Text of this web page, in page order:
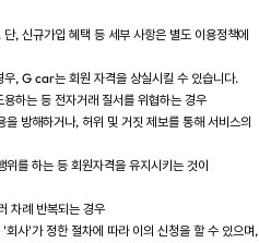
, 신규가입 혜택 등 세부 사항은 별도 이용정책에
, G car는 회원 자격을 상실시킬 수 있습니다.
하는 등 전자거래 질서를 위협하는 경우
방해하거나, 허위 및 거짓 제보를 통해 서비스의
를 하는 등 회원자격을 유지시키는 것이
차례 반복되는 경우
사'가 정한 절차에 따라 이의 신청을 할 수 있으며,